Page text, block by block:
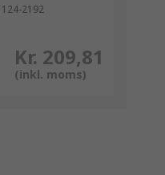
124-2192
Kr. 209,81
(inkl. moms)